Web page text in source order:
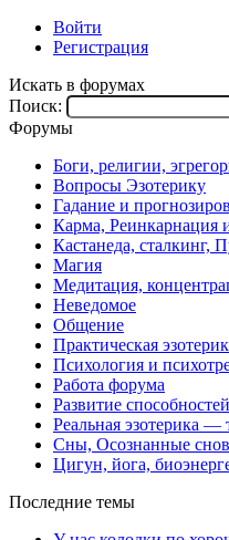
Войти
Регистрация
Искать в форумах
Поиск:
Форумы
Боги, религии,
Вопросы Эзотерику
Гадание и
Карма, Реинкарнация
Кастанеда, сталкинг,
Магия
Медитация,
Неведомое
Общение
Практическая
Психология и
Работа форума
Развитие способностей
Реальная эзотерика
Сны, Осознанные
Цигун, йога,
Последние темы